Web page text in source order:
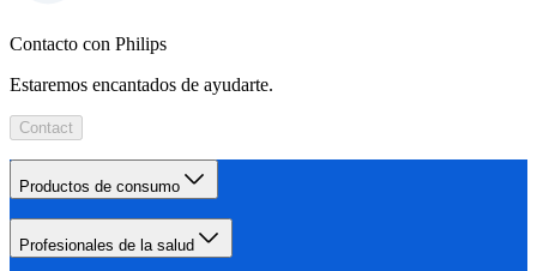
Contacto con Philips
Estaremos encantados de ayudarte.
Contact
Productos de consumo
Profesionales de la salud